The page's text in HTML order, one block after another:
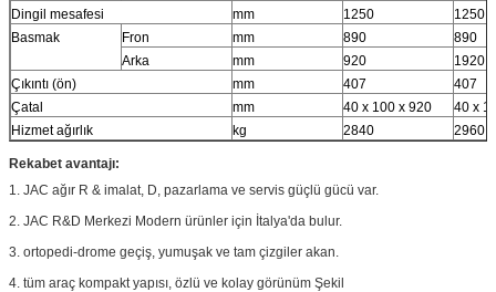
Dingil mesafesi mm 1250
1250
Basmak
Fron mm 890
890
Arka
mm 920
1920
Çıkıntı (ön)
mm 407
407
Çatal
mm 40 x 100 x 920
40 x
Hizmet ağırlık
kg 2840 2960
Rekabet avantajı:
1. JAC ağır R & imalat, D, pazarlama ve servis güçlü gücü var.
2. JAC R&D Merkezi Modern ürünler için İtalya'da bulur.
3. ortopedi-drome geçiş, yumuşak ve tam çizgiler akan.
4. tüm araç kompakt yapısı, özlü ve kolay görünüm Şekil